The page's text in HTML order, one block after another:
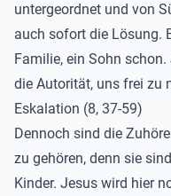
untergeordnet und von
auch sofort die Lösung.
Familie, ein Sohn
die Autorität, uns frei zu
Eskalation (8, 37-59)
Dennoch sind die
zu gehören, denn sie
Kinder. Jesus wird hier